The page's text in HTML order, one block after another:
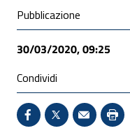
Condivisione
Pubblicazione
30/03/2020, 09:25
Condividi
Condividi su
X - SitoInvio